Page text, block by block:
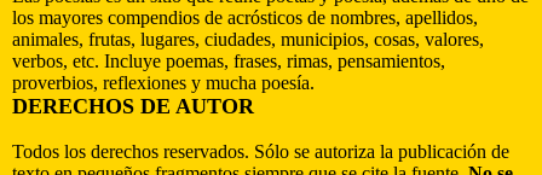
los mayores compendios de acrósticos de nombres, apellidos,
animales, frutas, lugares, ciudades, municipios, cosas, valores,
verbos, etc. Incluye poemas, frases, rimas, pensamientos,
proverbios, reflexiones y mucha poesía.
DERECHOS DE AUTOR
Todos los derechos reservados. Sólo se autoriza la publicación de